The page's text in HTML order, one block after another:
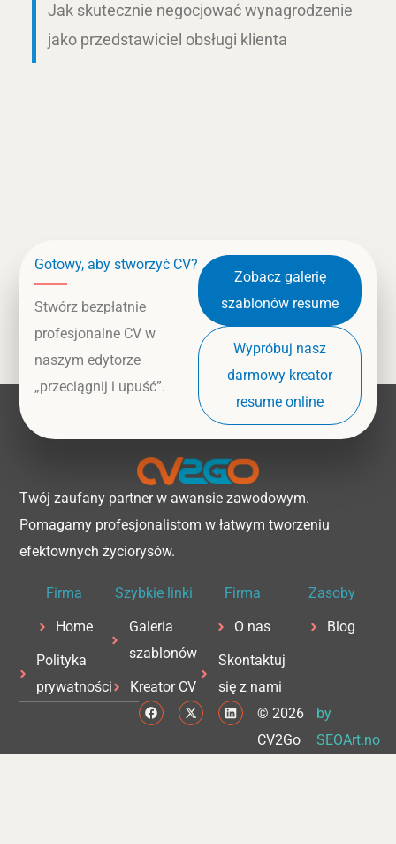
Jak skutecznie negocjować wynagrodzenie
jako przedstawiciel obsługi klienta
Gotowy, aby stworzyć CV?
Stwórz bezpłatnie
profesjonalne CV w
naszym edytorze
„przeciągnij i upuść”.
Zobacz galerię
szablonów resume
Wypróbuj nasz
darmowy kreator
resume online
Twój zaufany partner w awansie zawodowym.
Pomagamy profesjonalistom w łatwym tworzeniu
efektownych życiorysów.
Firma
Home
Polityka
prywatności
Szybkie linki
Galeria
szablonów
Kreator CV
Firma
O nas
Skontaktuj
się z nami
Zasoby
Blog
© 2026
CV2Go
by
SEOArt.no
F
a
b
X
-
i
L
i
e